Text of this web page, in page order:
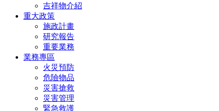
吉祥物介紹
重大政策
施政計畫
研究報告
重要業務
業務專區
火災預防
危險物品
災害搶救
災害管理
緊急救護